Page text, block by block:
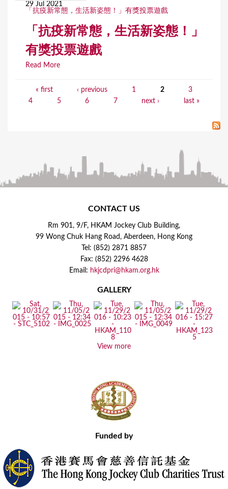
29 Jul 2021
「抗疫新常態，生活新姿態！」有獎投票遊戲
「抗疫新常態，生活新姿態！」
有獎投票遊戲
Read More
« first ‹ previous 1 2
3
4
5 6 7 next › last »
CONTACT US
Rm 901, 9/F, HKAM Jockey Club Building,
99 Wong Chuk Hang Road, Aberdeen, Hong Kong
Tel: (852) 2871 8857
Fax: (852) 2296 4628
Email: hkjcdpri@hkam.org.hk
GALLERY
View more
Funded by